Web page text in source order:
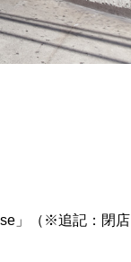
」（※追記：閉店